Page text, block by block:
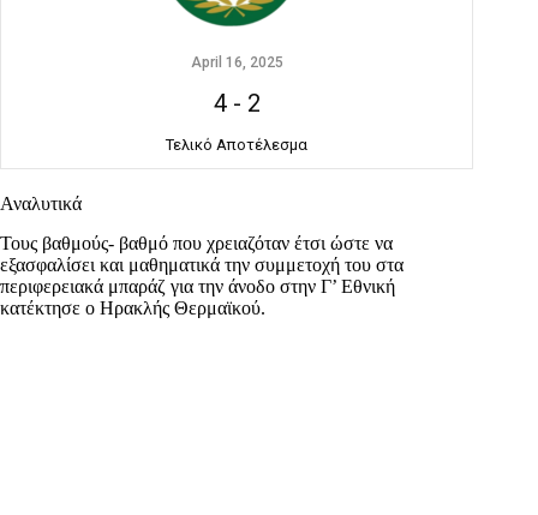
April 16, 2025
4- 2
Τελικό Αποτέλεσμα
Αναλυτικά
Τους βαθμούς- βαθμό που χρειαζόταν έτσι ώστε να
εξασφαλίσει και μαθηματικά την συμμετοχή του στα
περιφερειακά μπαράζ για την άνοδο στην Γ’ Εθνική
κατέκτησε ο Ηρακλής Θερμαϊκού.